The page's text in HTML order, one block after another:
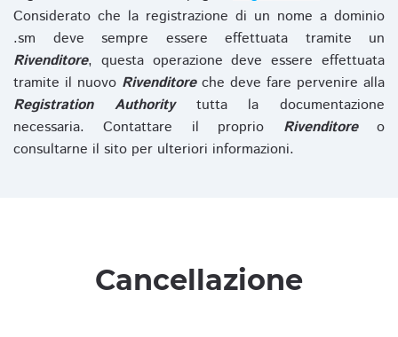
Considerato che la registrazione di un nome a dominio
.sm deve sempre essere effettuata tramite un
Rivenditore, questa operazione deve essere effettuata
tramite il nuovo Rivenditoreche deve fare pervenire alla
Registration Authoritytutta la documentazione
necessaria. Contattare il proprio Rivenditoreo
consultarne il sito per ulteriori informazioni.
Cancellazione